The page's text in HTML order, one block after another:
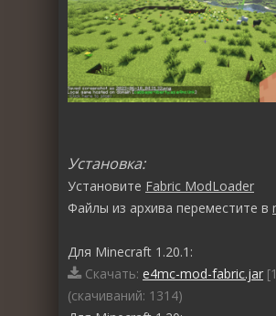
Установка:
Установите Fabric ModLoader
Файлы из архива переместите в
Для Minecraft 1.20.1:
Скачать: e4mc-mod-fabric.jar
(cкачиваний: 1314)